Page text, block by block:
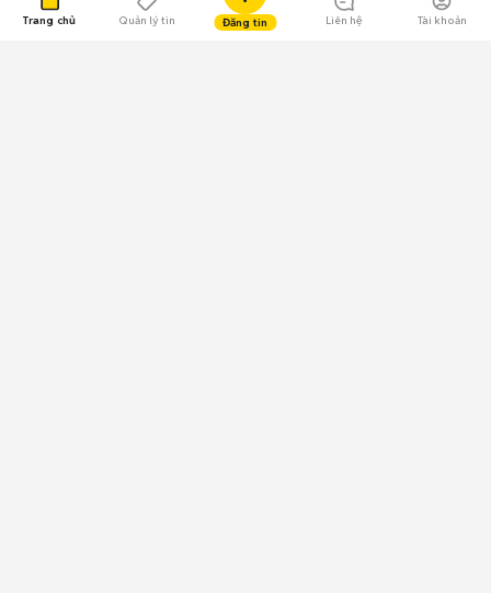
Trang chủ Quản lý tin Đăng tin Liên hệ Tài khoản